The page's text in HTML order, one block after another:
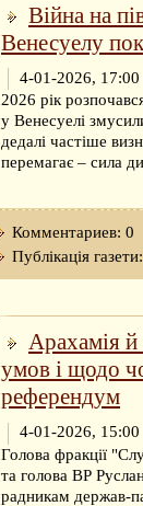
Війна на
Венесуелу
4-01-2026, 17:00
2026 рік
у Венесуелі
дедалі частіше
перемагає – сила
Комментариев: 0
Публікація газети:
Арахамія й
умов і щодо
референдум
4-01-2026, 15:00
Голова фракції
та голова ВР
радникам держав-